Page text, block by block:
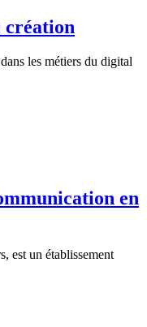
création
les métiers du digital
en
est un établissement